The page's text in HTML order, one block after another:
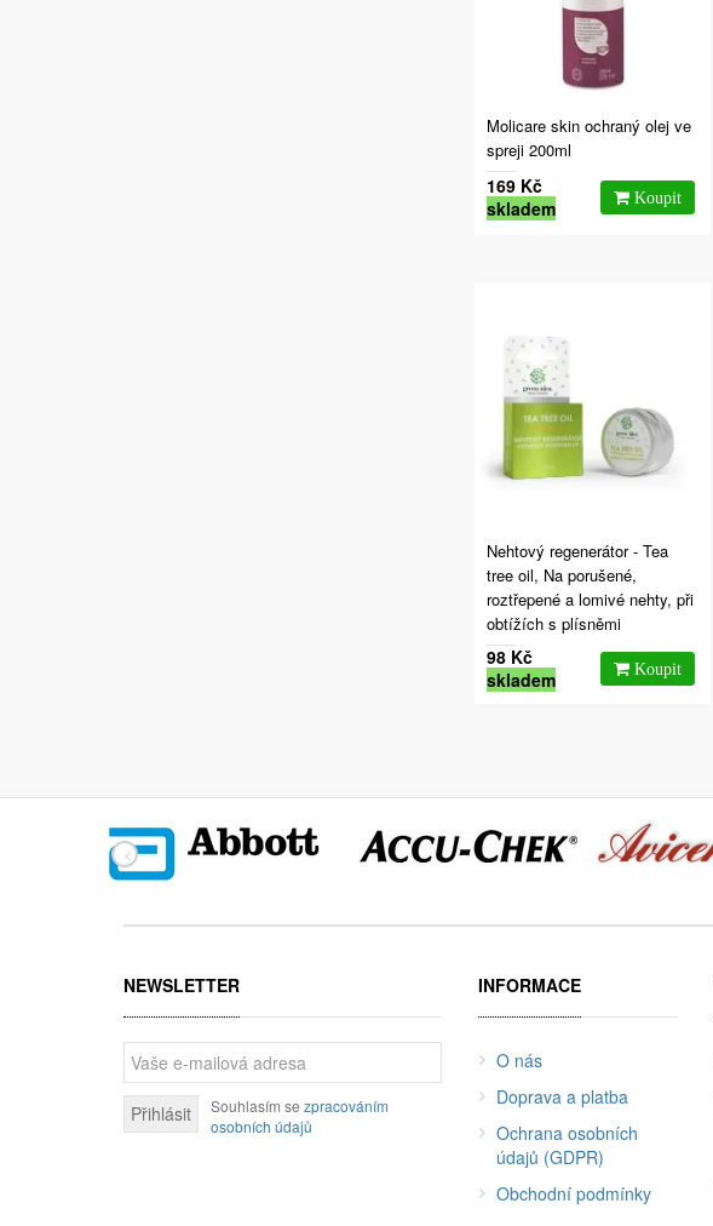
Molicare skin ochraný olej ve
spreji 200ml
169 Kč
skladem
Nehtový regenerátor - Tea
tree oil, Na porušené,
roztřepené a lomivé nehty, při
obtížích s plísněmi
98 Kč
skladem
NEWSLETTER
Přihlásit Souhlasím se zpracováním
osobních údajů
INFORMACE
O nás
Doprava a platba
Ochrana osobních
údajů (GDPR)
Obchodní podmínky